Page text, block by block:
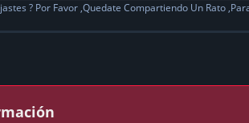
? Por Favor ,Quedate Compartiendo Un Rato